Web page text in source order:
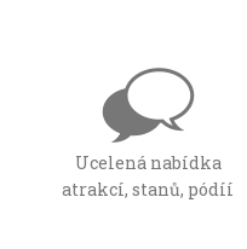
Ucelená nabídka
atrakcí, stanů, pódíí